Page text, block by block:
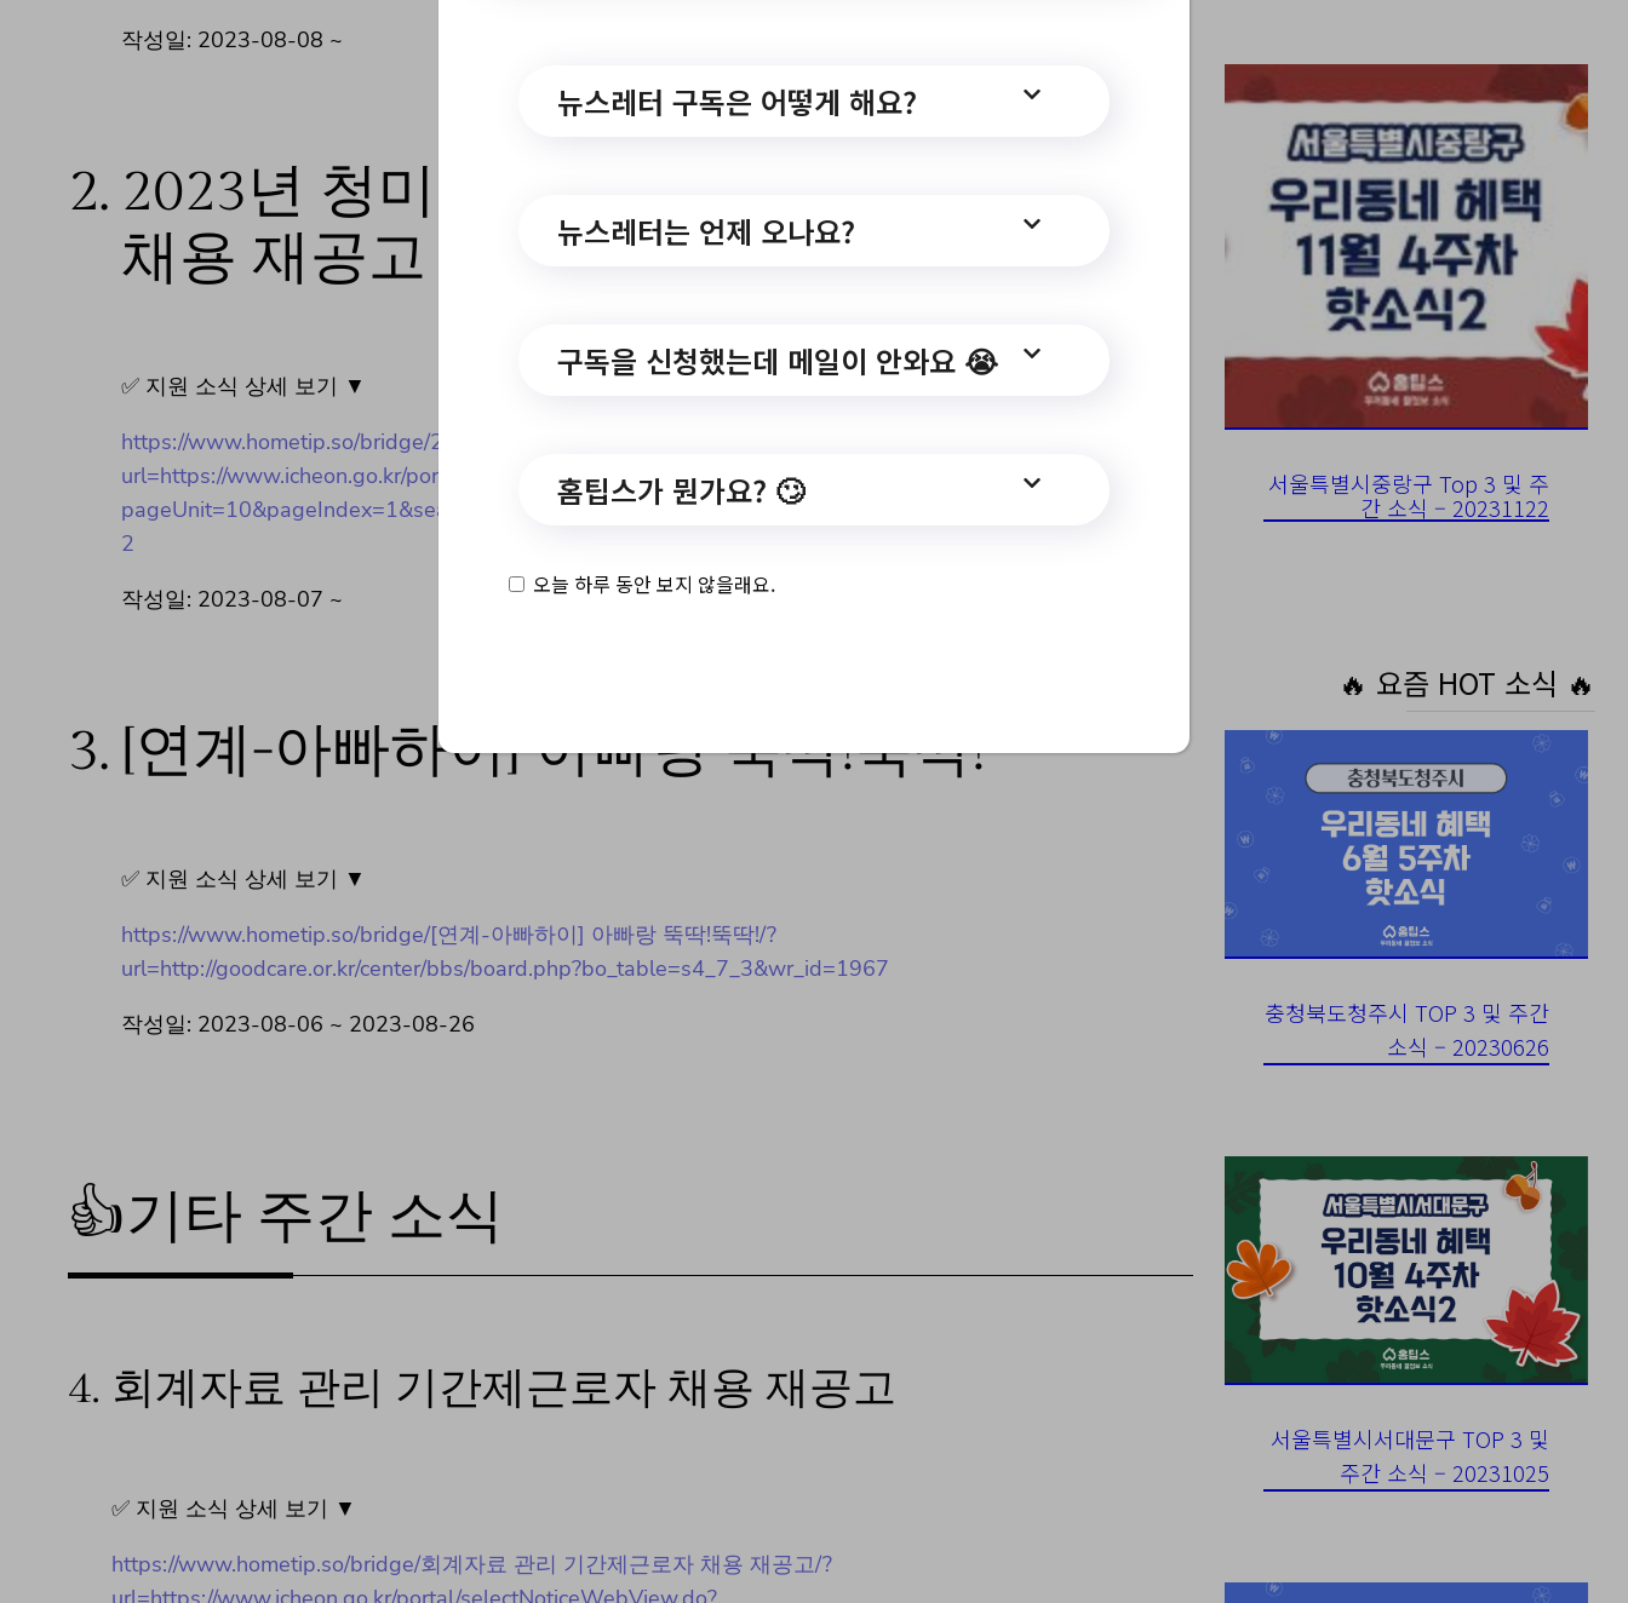
작성일: 2023-08-08 ~
2. 2023년 청미도서관 초단시간근로자 추가
채용 재공고
✅ 지원 소식 상세 보기 ▼
https://www.hometip.so/bridge/2023년 청미도서관 초단시간근로자 추가채용 재공고/?
url=https://www.icheon.go.kr/portal/selectNoticeWebView.do?
pageUnit=10&pageIndex=1&searchCnd=all&searchNotAncmtSeCd=05&key=1609&notAncmtMgtNo=5306
2
작성일: 2023-08-07 ~
3. [연계-아빠하이] 아빠랑 뚝딱!뚝딱!
✅ 지원 소식 상세 보기 ▼
https://www.hometip.so/bridge/[연계-아빠하이] 아빠랑 뚝딱!뚝딱!/?
url=http://goodcare.or.kr/center/bbs/board.php?bo_table=s4_7_3&wr_id=1967
작성일: 2023-08-06 ~ 2023-08-26
👍기타 주간 소식
4. 회계자료 관리 기간제근로자 채용 재공고
✅ 지원 소식 상세 보기 ▼
https://www.hometip.so/bridge/회계자료 관리 기간제근로자 채용 재공고/?
서울특별시중랑구 Top 3 및 주
간 소식 – 20231122
🔥 요즘 HOT 소식 🔥
충청북도청주시 TOP 3 및 주간
소식 – 20230626
서울특별시서대문구 TOP 3 및
주간 소식 – 20231025
뉴스레터 구독은 어떻게 해요?
뉴스레터는 언제 오나요?
구독을 신청했는데 메일이 안와요 😭
홈팁스가 뭔가요? 🙄
오늘 하루 동안 보지 않을래요.